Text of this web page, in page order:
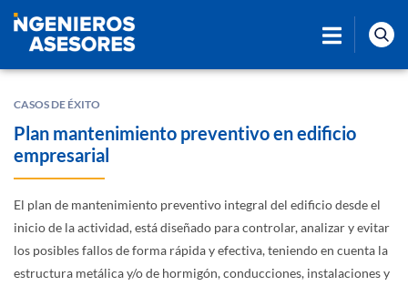
CASOS DE ÉXITO
Plan mantenimiento preventivo en edificio
empresarial
El plan de mantenimiento preventivo integral del edificio desde el
inicio de la actividad, está diseñado para controlar, analizar y evitar
los posibles fallos de forma rápida y efectiva, teniendo en cuenta la
estructura metálica y/o de hormigón, conducciones, instalaciones y